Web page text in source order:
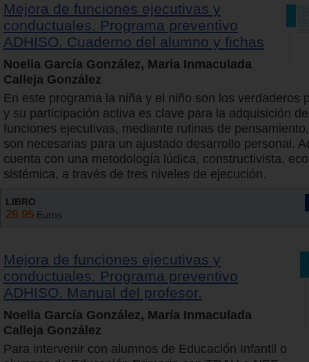
Mejora de funciones ejecutivas y
conductuales. Programa preventivo
ADHISO. Cuaderno del alumno y fichas
Noelia García González, María Inmaculada
Calleja González
En este programa la niña y el niño son los verdaderos
y su participación activa es clave para la adquisición
funciones ejecutivas, mediante rutinas de
son necesarias para un ajustado desarrollo personal.
cuenta con una metodología lúdica, constructivista,
sistémica, a través de tres niveles de ejecución.
LIBRO
28.95 Euros
Mejora de funciones ejecutivas y
conductuales. Programa preventivo
ADHISO. Manual del profesor.
Noelia García González, María Inmaculada
Calleja González
Para intervenir con alumnos de Educación Infantil o